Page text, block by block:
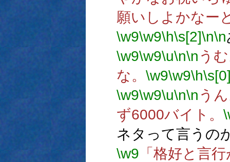
願いしよかなー
\w9\w9\h\s[2]\n\n
\w9\w9\u\n\n う
な。 \w9\w9\h
\w9\w9\u\n\n う
ず6000バイト。
ネタって言うの
\w9 「格好と言